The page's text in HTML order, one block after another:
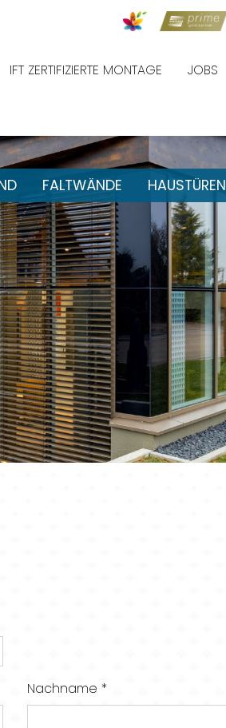
IFT ZERTIFIZIERTE MONTAGE JOBS
FALTWÄNDE HAUSTÜREN
Nachname *